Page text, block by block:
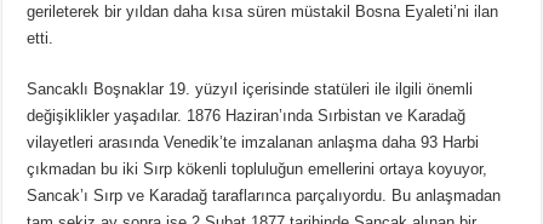
gerileterek bir yıldan daha kısa süren müstakil Bosna Eyaleti’ni ilan
etti.
Sancaklı Boşnaklar 19. yüzyıl içerisinde statüleri ile ilgili önemli
değişiklikler yaşadılar. 1876 Haziran’ında Sırbistan ve Karadağ
vilayetleri arasında Venedik’te imzalanan anlaşma daha 93 Harbi
çıkmadan bu iki Sırp kökenli topluluğun emellerini ortaya koyuyor,
Sancak’ı Sırp ve Karadağ taraflarınca parçalıyordu. Bu anlaşmadan